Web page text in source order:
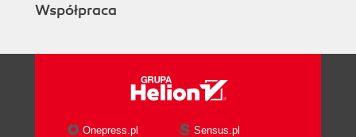
Współpraca
Onepress.pl
Sensus.pl